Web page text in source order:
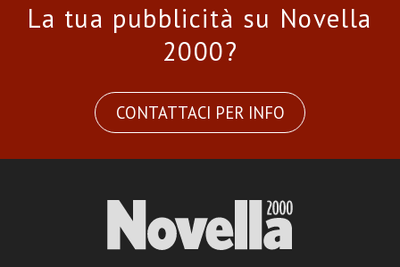
La tua pubblicità su Novella
2000?
CONTATTACI PER INFO